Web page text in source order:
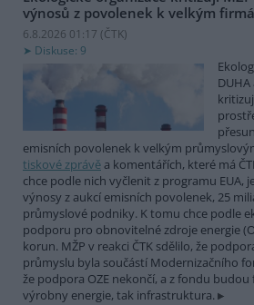
výnosů z povolenek k velkým
6.8.2026 01:17 (ČTK)
Diskuse: 9
DUHA
emisních povolenek k velkým
tiskové zprávě a komentářích, které má
chce podle nich vyčlenit z programu EUA,
výnosy z aukcí emisních povolenek, 25
průmyslové podniky. K tomu chce podle
podporu pro obnovitelné zdroje energie
korun. MŽP v reakci ČTK sdělilo, že
průmyslu byla součástí Modernizačního
že podpora OZE nekončí, a z fondu
výrobny energie, tak infrastruktura.